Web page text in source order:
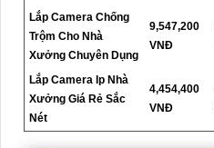
Lắp Camera Chống
Trộm Cho Nhà
Xưởng Chuyên Dụng
9,547,200
VNĐ
Lắp Camera Ip Nhà
Xưởng Giá Rẻ Sắc
Nét
4,454,400
VNĐ